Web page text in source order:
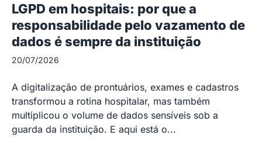
LGPD em hospitais: por que a
responsabilidade pelo vazamento de
dados é sempre da instituição
20/07/2026
A digitalização de prontuários, exames e cadastros
transformou a rotina hospitalar, mas também
multiplicou o volume de dados sensíveis sob a
guarda da instituição. E aqui está o...